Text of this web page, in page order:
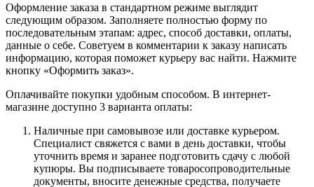
Оформление заказа в стандартном режиме выглядит
следующим образом. Заполняете полностью форму по
последовательным этапам: адрес, способ доставки, оплаты,
данные о себе. Советуем в комментарии к заказу написать
информацию, которая поможет курьеру вас найти. Нажмите
кнопку «Оформить заказ».
Оплачивайте покупки удобным способом. В интернет-
магазине доступно 3 варианта оплаты:
Наличные при самовывозе или доставке курьером.
Специалист свяжется с вами в день доставки, чтобы
уточнить время и заранее подготовить сдачу с любой
купюры. Вы подписываете товаросопроводительные
документы, вносите денежные средства, получаете